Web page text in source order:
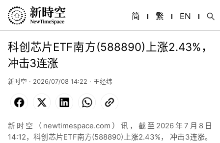
简 繁 EN
科创芯片ETF南方(588890)上涨2.43%，
冲击3连涨
新时空 · 2026/07/08 14:22 · 王经纬
Facebook LinkedIn WhatsApp
新时空（newtimespace.com）讯，截至2026年7月8日
14:12，科创芯片ETF南方(588890)上涨2.43%， 冲击3连涨。